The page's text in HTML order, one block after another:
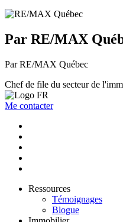
Par RE/MAX
Par RE/MAX Québec
Chef de file du secteur de
Me contacter
Ressources
Témoignages
Blogue